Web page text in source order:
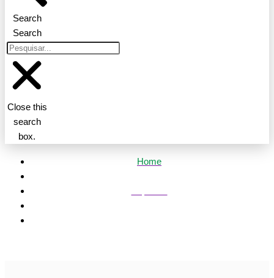
Search
Search
Close this
search
box.
Home